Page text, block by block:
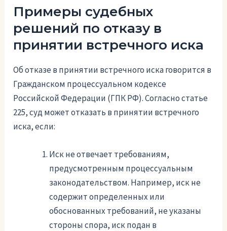
Примеры судебных
решений по отказу в
принятии встречного иска
Об отказе в принятии встречного иска говорится в
Гражданском процессуальном кодексе
Российской Федерации (ГПК РФ). Согласно статье
225, суд может отказать в принятии встречного
иска, если:
Иск не отвечает требованиям,
предусмотренным процессуальным
законодательством. Например, иск не
содержит определенных или
обоснованных требований, не указаны
стороны спора, иск подан в